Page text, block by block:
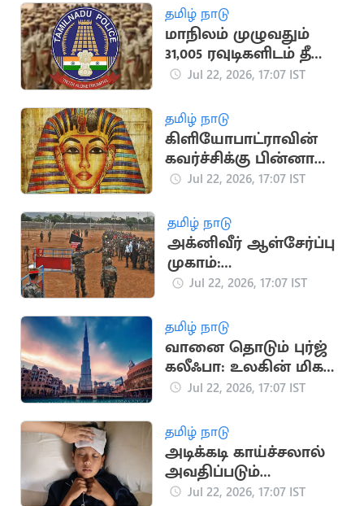
தமிழ் நாடு
மாநிலம் முழுவதும்
31,005 ரவுடிகளிடம் தீவிர
சோதனை:
அறிக்கை
Jul 22, 2026, 17:07 IST
தமிழ் நாடு
கிளியோபாட்ராவின்
கவர்ச்சிக்கு பின்னால்
உள்ள சுவாரசியமான
Jul 22, 2026, 17:07 IST
தமிழ் நாடு
அக்னிவீர் ஆள்சேர்ப்பு
முகாம்:
விண்ணப்பதாரர்களுக்
முக்கிய அறிவுறுத்தல்
Jul 22, 2026, 17:07 IST
தமிழ் நாடு
வானை தொடும் புர்ஜ்
கலீஃபா: உலகின் மிக
உயரமான கட்டிடம்
Jul 22, 2026, 17:07 IST
தமிழ் நாடு
அடிக்கடி காய்ச்சலால்
அவதிப்படும்
குழந்தைகள்: முக்கிய
Jul 22, 2026, 17:07 IST